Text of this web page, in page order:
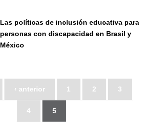
Las políticas de inclusión educativa para
personas con discapacidad en Brasil y
México
‹ anterior 1 2 3
4 5